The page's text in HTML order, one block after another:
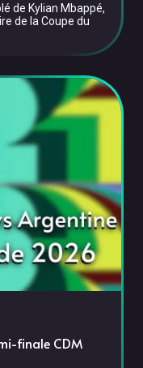
de Kylian Mbappé,
de la Coupe du
finale CDM